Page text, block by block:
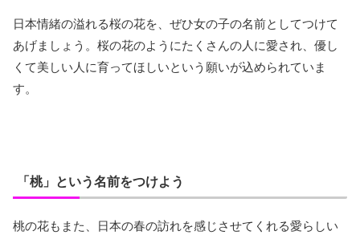
日本情緒の溢れる桜の花を、ぜひ女の子の名前としてつけて
あげましょう。桜の花のようにたくさんの人に愛され、優し
くて美しい人に育ってほしいという願いが込められていま
す。
「桃」という名前をつけよう
桃の花もまた、日本の春の訪れを感じさせてくれる愛らしい